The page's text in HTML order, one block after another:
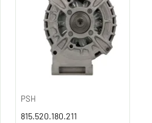
PSH
815.520.180.211